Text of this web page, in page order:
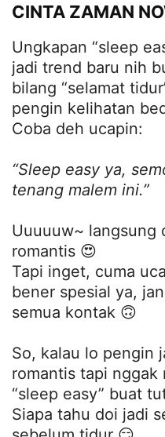
CINTA ZAMAN
Ungkapan “sleep
jadi trend baru nih
bilang “selamat
pengin kelihatan
Coba deh ucapin:
“Sleep easy ya,
tenang malem ini.”
Uuuuuw~ langsung
romantis 😍
Tapi inget, cuma
bener spesial ya,
semua kontak 🙃
So, kalau lo pengin
romantis tapi nggak
“sleep easy” buat
Siapa tahu doi jadi